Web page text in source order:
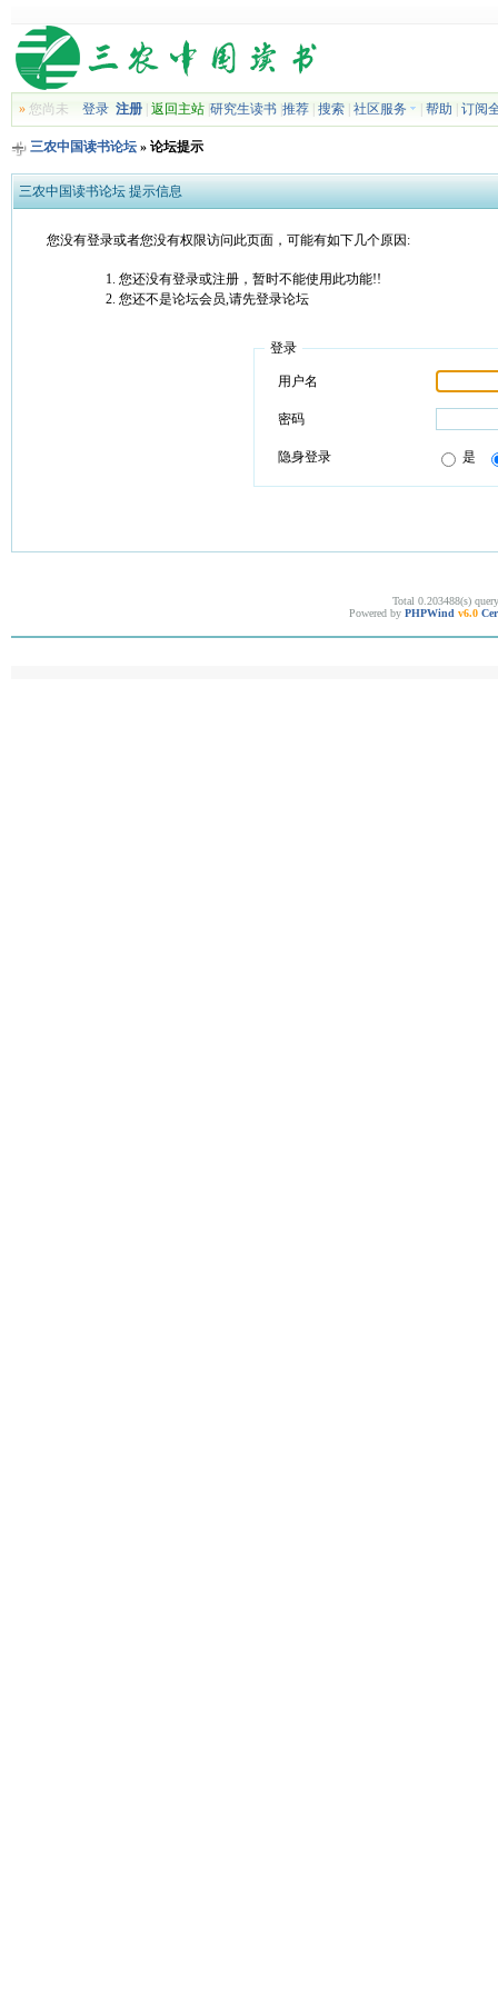
»您尚未 登录 注册| 返回主站| 研究生读书| 推荐| 搜索| 社区服务 帮助 订阅
三农中国读书论坛» 论坛提示
三农中国读书论坛 提示信息
您没有登录或者您没有权限访问此页面，可能有如下几个原因:
您还没有登录或注册，暂时不能使用此功能!!
您还不是论坛会员,请先登录论坛
登录
用户名
密码
隐身登录 是
Total 0.203488(s)
Powered by PHPWind v6.0